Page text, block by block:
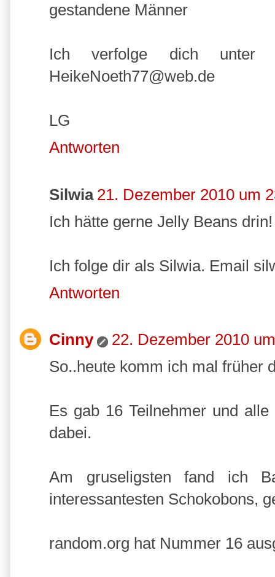
gestandene Männer
Ich verfolge dich unter
HeikeNoeth77@web.de
LG
Antworten
Silwia 21. Dezember 2010 um
Ich hätte gerne Jelly Beans
Ich folge dir als Silwia. Email
Antworten
Cinny
22. Dezember 2010
So..heute komm ich mal früher
Es gab 16 Teilnehmer und
dabei.
Am gruseligsten fand ich
interessantesten Schokobons,
random.org hat Nummer 16